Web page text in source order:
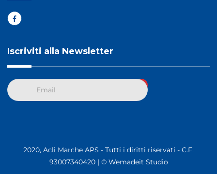
Iscriviti alla Newsletter
2020, Acli Marche APS - Tutti i diritti riservati - C.F.
93007340420 | © Wemadeit Studio